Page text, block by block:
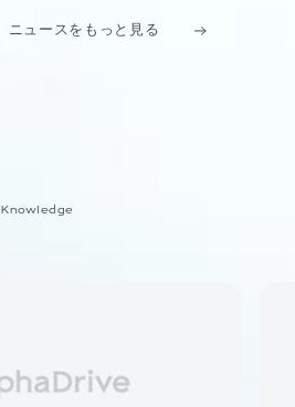
ニュースをもっと見る
Knowledge